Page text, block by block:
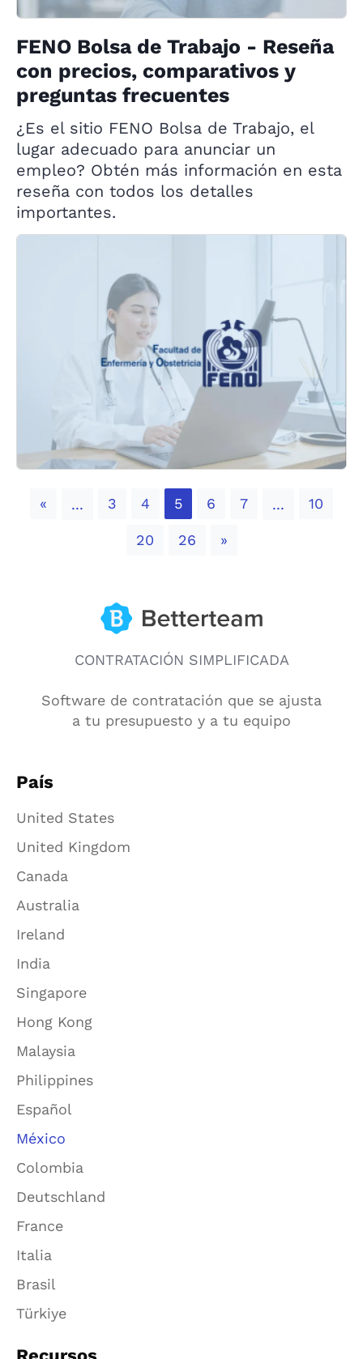
FENO Bolsa de Trabajo - Reseña
con precios, comparativos y
preguntas frecuentes
¿Es el sitio FENO Bolsa de Trabajo, el
lugar adecuado para anunciar un
empleo? Obtén más información en esta
reseña con todos los detalles
importantes.
« ... 3 4 5 6 7 ... 10
20 26 »Next
CONTRATACIÓN SIMPLIFICADA
Software de contratación que se ajusta
a tu presupuesto y a tu equipo
País
United States
United Kingdom
Canada
Australia
Ireland
India
Singapore
Hong Kong
Malaysia
Philippines
Español
México
Colombia
Deutschland
France
Italia
Brasil
Türkiye